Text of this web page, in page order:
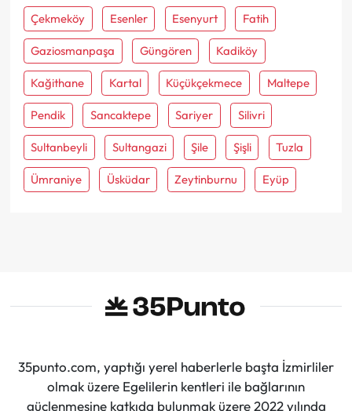
Çekmeköy Esenler Esenyurt Fatih
Gaziosmanpaşa Güngören Kadiköy
Kağithane Kartal Küçükçekmece Maltepe
Pendik Sancaktepe Sariyer Silivri
Sultanbeyli Sultangazi Şile Şişli Tuzla
Ümraniye Üsküdar Zeytinburnu Eyüp
35punto.com, yaptığı yerel haberlerle başta İzmirliler
olmak üzere Egelilerin kentleri ile bağlarının
güçlenmesine katkıda bulunmak üzere 2022 yılında